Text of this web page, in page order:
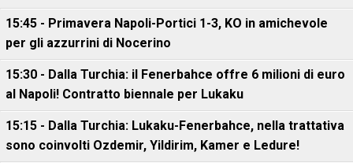
15:45 - Primavera Napoli-Portici 1-3, KO in amichevole
per gli azzurrini di Nocerino
15:30 - Dalla Turchia: il Fenerbahce offre 6 milioni di euro
al Napoli! Contratto biennale per Lukaku
15:15 - Dalla Turchia: Lukaku-Fenerbahce, nella trattativa
sono coinvolti Ozdemir, Yildirim, Kamer e Ledure!